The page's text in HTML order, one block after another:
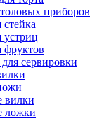
приборов
сервировки
вилки
ложки